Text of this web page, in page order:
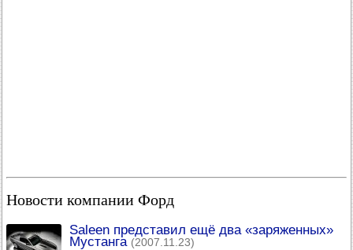
Новости компании Форд
Saleen представил ещё два «заряженных»
Мустанга (2007.11.23)